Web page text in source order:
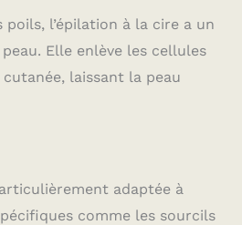
poils, l’épilation à la cire a un
Elle enlève les cellules
laissant la peau
adaptée à
comme les sourcils